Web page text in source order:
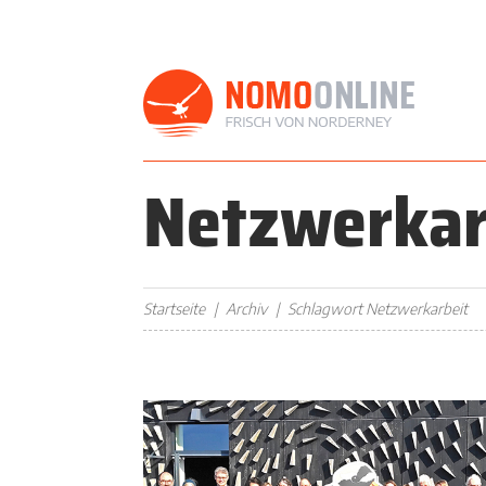
Startseite Archiv Schlagwort Netzwerkarbeit